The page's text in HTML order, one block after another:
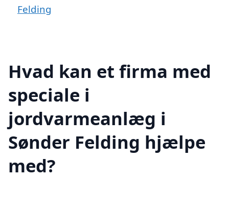
Felding
Hvad kan et firma med
speciale i
jordvarmeanlæg i
Sønder Felding hjælpe
med?